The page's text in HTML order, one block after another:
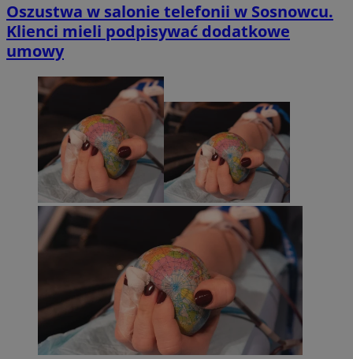
Oszustwa w salonie telefonii w Sosnowcu.
Klienci mieli podpisywać dodatkowe
umowy